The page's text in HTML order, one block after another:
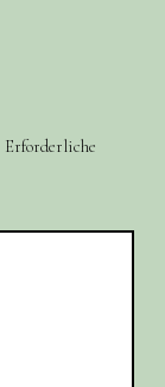
Erforderliche